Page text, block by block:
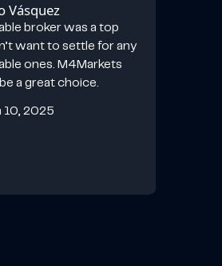
Vásquez
broker was a top
want to settle for any
ones. M4Markets
a great choice.
10, 2025